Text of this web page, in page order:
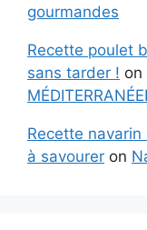
gourmandes
Recette poulet
sans tarder ! on
Recette
à savourer on